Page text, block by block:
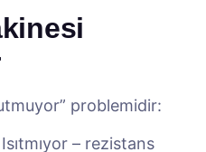
problemidir:
Isıtmıyor – rezistans